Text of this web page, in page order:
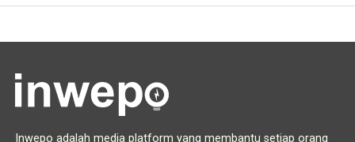
Inwepo adalah media platform yang membantu setiap orang